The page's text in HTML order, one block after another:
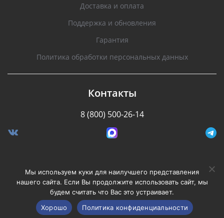
Доставка и оплата
Поддержка и обновления
Гарантия
Политика обработки персональных данных
Контакты
8 (800) 500-26-14
Разработано Stormcorp
Copyright © 2008-2020, Silverstone F1. Все права
защищены.
Мы используем куки для наилучшего представления
нашего сайта. Если Вы продолжите использовать сайт, мы
будем считать что Вас это устраивает.
Хорошо
Политика конфиденциальности